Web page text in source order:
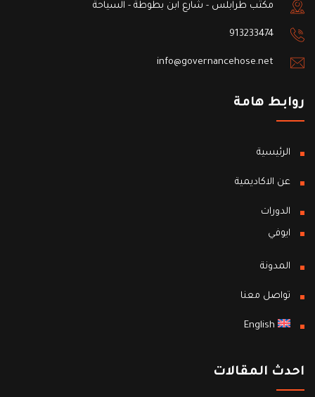
مكتب طرابلس - شارع ابن بطوطة - السياحة
913233474
info@governancehose.net
روابط هامة
الرئيسية
عن الاكاديمية
الدورات
ايوفي
المدونة
تواصل معنا
English
احدث المقالات